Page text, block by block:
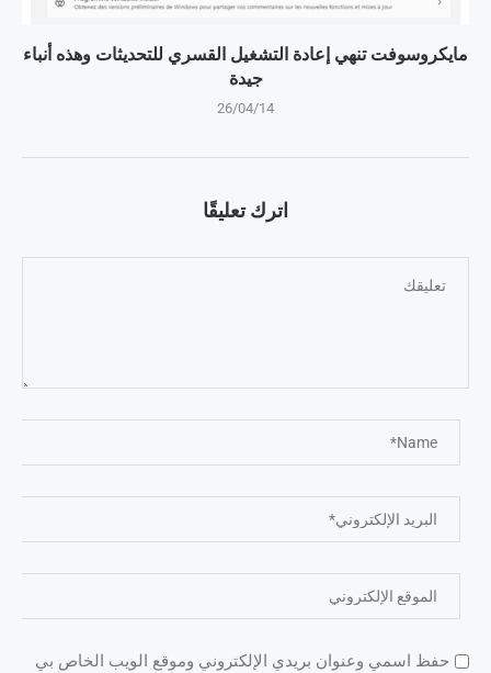
مايكروسوفت تنهي إعادة التشغيل القسري للتحديثات وهذه أنباء
جيدة
26/04/14
اترك تعليقًا
حفظ اسمي وعنوان بريدي الإلكتروني وموقع الويب الخاص بي